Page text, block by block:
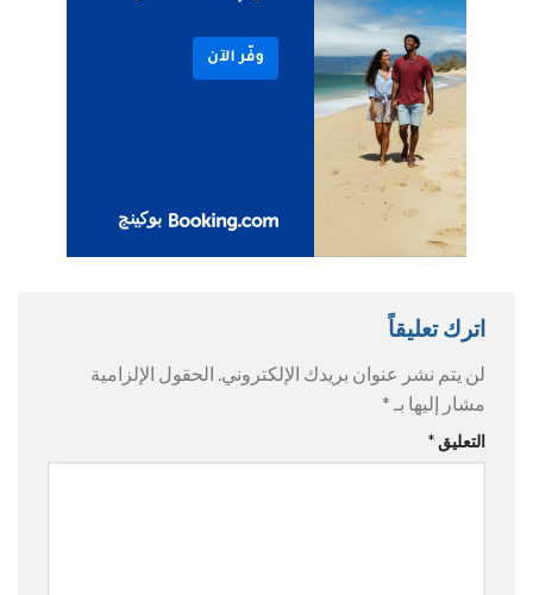
اترك تعليقاً
لن يتم نشر عنوان بريدك الإلكتروني. الحقول الإلزامية
مشار إليها بـ *
التعليق *